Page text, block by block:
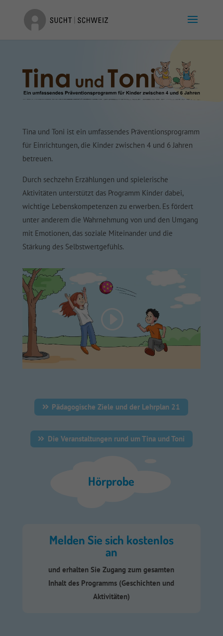
Tina und Toni ist ein umfassendes Präventionsprogramm
für Einrichtungen, die Kinder zwischen 4 und 6 Jahren
betreuen.
Durch sechzehn Erzählungen und spielerische
Aktivitäten unterstützt das Programm Kinder dabei,
wichtige Lebenskompetenzen zu erwerben. Es fördert
unter anderem die Wahrnehmung von und den Umgang
mit Emotionen, das soziale Miteinander und die
Stärkung des Selbstwertgefühls.
Pädagogische Ziele und der Lehrplan 21
Die Veranstaltungen rund um Tina und Toni
Hörprobe
Melden Sie sich kostenlos
an
und erhalten Sie Zugang zum gesamten
Inhalt des Programms (Geschichten und
Aktivitäten)